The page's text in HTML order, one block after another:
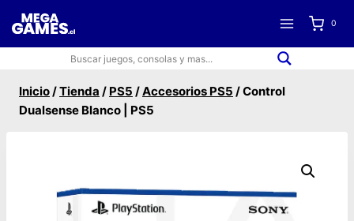
contenido
0
Inicio/Tienda / PS5 /Accesorios PS5 /Control
Dualsense Blanco | PS5